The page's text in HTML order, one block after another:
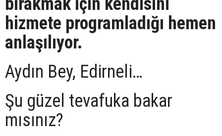
hizmete programladığı hemen
anlaşılıyor.
Aydın Bey, Edirneli…
Şu güzel tevafuka bakar
mısınız?